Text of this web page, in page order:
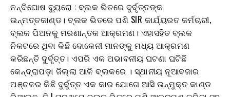
ନନ୍ଦିଘୋଷ ବ୍ୟୁରୋ : ବ୍ଲକ ଭିତରେ ଦୁର୍ବୃତ୍ତଙ୍କ
ଉନ୍ମତ୍ତକାଣ୍ଡ। ବ୍ଲକ ଭିତରେ ପଶି SIR କାର୍ଯ୍ୟରତ କର୍ମଚାରୀ,
ବ୍ଲକ ପିଅନକୁ ମରଣାନ୍ତକ ଆକ୍ରମଣ। ଏହାସହିତ ବ୍ଲକ
ନିକଟରେ ଥିବା କିଛି ଦୋକେନୀ ମାନଙ୍କୁ ମଧ୍ୟ ଆକ୍ରମଣ
କରିଛନ୍ତି ଦୁର୍ବୃତ୍ତ। ଏପରି ଏକ ଅଭାବନୀୟ ଘଟଣା ଘଟିଛି
କେନ୍ଦ୍ରାପଡ଼ା ଜିଲ୍ଲା ଆଳି ବ୍ଲକରେ । ସ୍ଥାନୀୟ ନୂଆବଜାର
ଅଞ୍ଚଳର କିଛି ଦୁର୍ବୁତ୍ତ ଏକ କାର ଯୋଗେ ଆସି ଉନ୍ମୁକ୍ତ କାଣ୍ଡ